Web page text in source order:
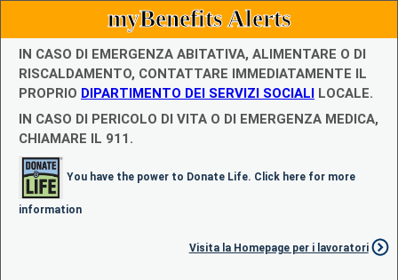
myBenefits Alerts
IN CASO DI EMERGENZA ABITATIVA, ALIMENTARE O DI
RISCALDAMENTO, CONTATTARE IMMEDIATAMENTE IL
PROPRIO DIPARTIMENTO DEI SERVIZI SOCIALI LOCALE.
IN CASO DI PERICOLO DI VITA O DI EMERGENZA MEDICA,
CHIAMARE IL 911.
You have the power to Donate Life. Click here for more
information
Visita la Homepage per i lavoratori